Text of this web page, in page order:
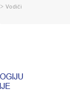
> Vodiči